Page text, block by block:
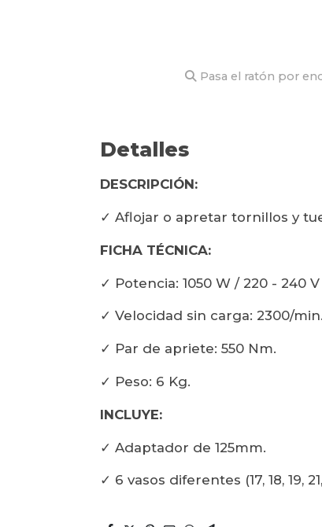
Pasa el ratón por
Detalles
DESCRIPCIÓN:
✓ Aflojar o apretar tornillos y
FICHA TÉCNICA:
✓ Potencia: 1050 W / 220 - 240
✓ Velocidad sin carga: 2300/min.
✓ Par de apriete: 550 Nm.
✓ Peso: 6 Kg.
INCLUYE:
✓ Adaptador de 125mm.
✓ 6 vasos diferentes (17, 18, 19,